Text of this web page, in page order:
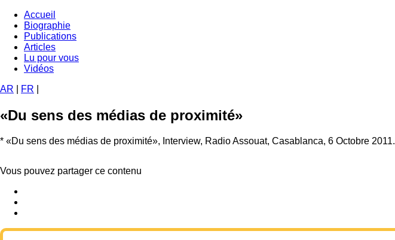
Aller
contenu
principal
Navigation
principale
Accueil
Biographie
Publications
Articles
Lu pour vous
Vidéos
AR
FR
«Du sens des médias de proximité»
* «Du sens des médias de proximité», Interview, Radio Assouat, Casablanca, 6 Octobre 2011.
Vous pouvez partager ce contenu